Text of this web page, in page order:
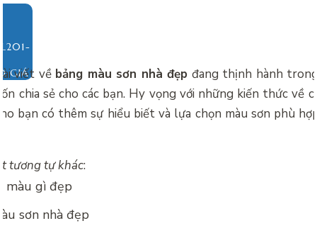
GIÁ
viết về bảng màu sơn nhà đẹp đang thịnh hành
chia sẻ cho các bạn. Hy vọng với những kiến thức về
bạn có thêm sự hiểu biết và lựa chọn màu sơn phù
tương tự khác:
màu gì đẹp
sơn nhà đẹp